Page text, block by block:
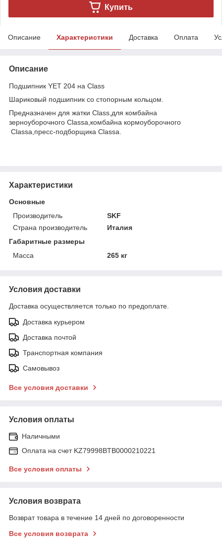
Купить
Описание Характеристики Доставка Оплата
Описание
Подшипник YET 204 на Class
Шариковый подшипник со стопорным кольцом.
Предназначен для жатки Class,для комбайна
зерноуборочного Classа,комбайна кормоуборочного
Classа,пресс-подборщика Classа.
Характеристики
Основные
Производитель
SKF
Страна производитель
Италия
Габаритные размеры
Масса
265 кг
Условия доставки
Доставка осуществляется только по предоплате.
Доставка курьером
Доставка почтой
Транспортная компания
Самовывоз
Все условия доставки
Условия оплаты
Наличными
Оплата на счет KZ79998BTB0000210221
Все условия оплаты
Условия возврата
Возврат товара в течение 14 дней по договоренности
Все условия возврата